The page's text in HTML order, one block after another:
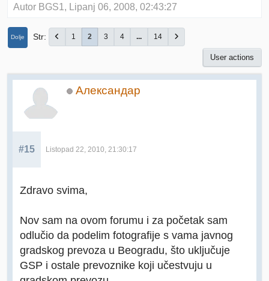
Autor BGS1, Lipanj 06, 2008, 02:43:27
Dolje Str 1 2 3 4 ... 14
User actions
Александар
#15 Listopad 22, 2010, 21:30:17
Zdravo svima,
Nov sam na ovom forumu i za početak sam
odlučio da podelim fotografije s vama javnog
gradskog prevoza u Beogradu, što uključuje
GSP i ostale prevoznike koji učestvuju u